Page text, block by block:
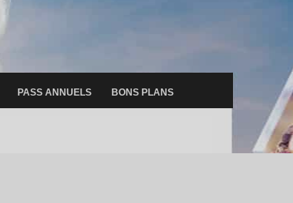
PASS ANNUELS BONS PLANS